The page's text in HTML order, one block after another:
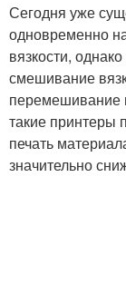
Сегодня уже
одновременно
вязкости,
смешивание
перемешивание
такие принтеры
печать
значительно